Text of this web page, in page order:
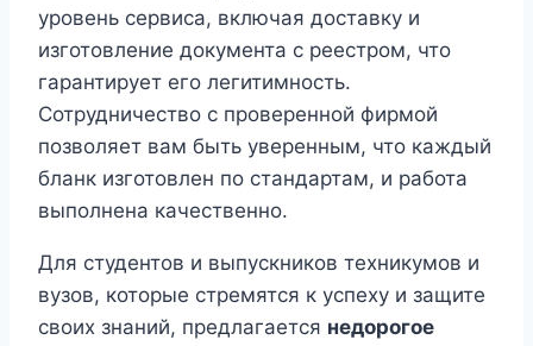
уровень сервиса, включая доставку и
изготовление документа с реестром, что
гарантирует его легитимность.
Сотрудничество с проверенной фирмой
позволяет вам быть уверенным, что каждый
бланк изготовлен по стандартам, и работа
выполнена качественно.
Для студентов и выпускников техникумов и
вузов, которые стремятся к успеху и защите
своих знаний, предлагается недорогое